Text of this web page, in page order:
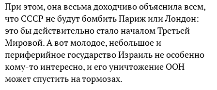
При этом, она весьма доходчиво объяснила всем,
что СССР не будут бомбить Париж или Лондон:
это бы действительно стало началом Третьей
Мировой. А вот молодое, небольшое и
периферийное государство Израиль не особенно
кому-то интересно, и его уничтожение ООН
может спустить на тормозах.